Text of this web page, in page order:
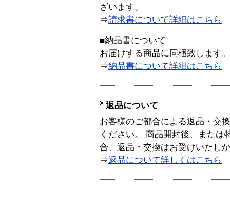
ざいます。
⇒請求書について詳細はこちら
■納品書について
お届けする商品に同梱致します。
⇒納品書について詳細はこちら
返品について
お客様のご都合による返品・交
ください。 商品開封後、または
合、返品・交換はお受けいたし
⇒返品について詳しくはこちら